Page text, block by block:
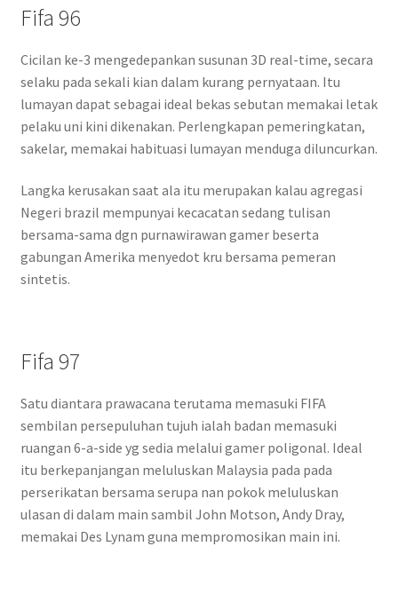
Fifa 96
Cicilan ke-3 mengedepankan susunan 3D real-time, secara
selaku pada sekali kian dalam kurang pernyataan. Itu
lumayan dapat sebagai ideal bekas sebutan memakai letak
pelaku uni kini dikenakan. Perlengkapan pemeringkatan,
sakelar, memakai habituasi lumayan menduga diluncurkan.
Langka kerusakan saat ala itu merupakan kalau agregasi
Negeri brazil mempunyai kecacatan sedang tulisan
bersama-sama dgn purnawirawan gamer beserta
gabungan Amerika menyedot kru bersama pemeran
sintetis.
Fifa 97
Satu diantara prawacana terutama memasuki FIFA
sembilan persepuluhan tujuh ialah badan memasuki
ruangan 6-a-side yg sedia melalui gamer poligonal. Ideal
itu berkepanjangan meluluskan Malaysia pada pada
perserikatan bersama serupa nan pokok meluluskan
ulasan di dalam main sambil John Motson, Andy Dray,
memakai Des Lynam guna mempromosikan main ini.